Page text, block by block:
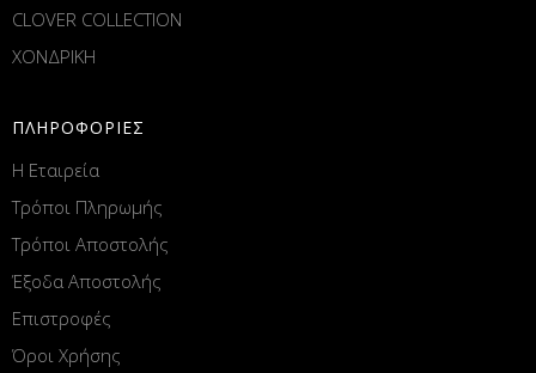
CLOVER COLLECTION
ΧΟΝΔΡΙΚΗ
ΠΛΗΡΟΦΟΡΙΕΣ
Η Εταιρεία
Τρόποι Πληρωμής
Τρόποι Αποστολής
Έξοδα Αποστολής
Επιστροφές
Όροι Χρήσης